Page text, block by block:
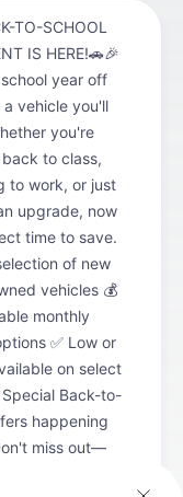
variedad de
de crédito fácil.
está aquí para
ajuste a tu situación
en tu presupuesto, el
atractivas
de un nuevo
estándar, también
que pueden
y otras ventajas.
ofertas actuales.
al cliente
por la puerta hasta
está dedicado a
y placentera.
de que te